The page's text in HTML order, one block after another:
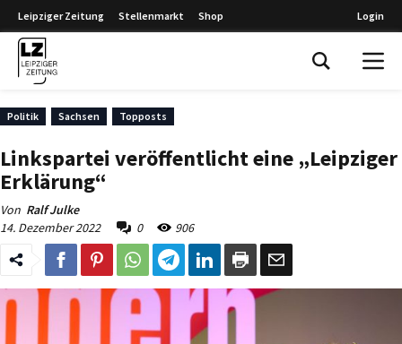
Leipziger Zeitung Stellenmarkt Shop Login
Politik Sachsen Topposts
Linkspartei veröffentlicht eine „Leipziger
Erklärung“
Von Ralf Julke
14. Dezember 2022
0 906